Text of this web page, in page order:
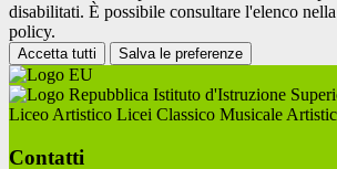
disabilitati. È possibile consultare l'elenco
policy.
Accetta tutti Salva le preferenze
Istituto d'Istruzione
Liceo Artistico Licei Classico Musicale
Contatti